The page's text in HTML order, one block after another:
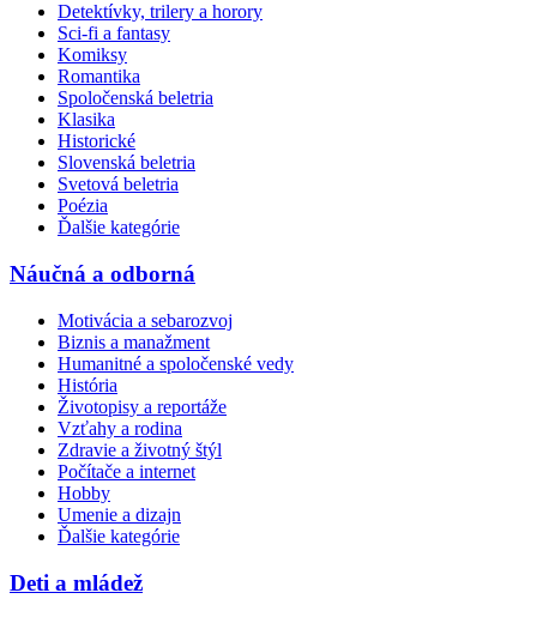
Detektívky, trilery a horory
Sci-fi a fantasy
Komiksy
Romantika
Spoločenská beletria
Klasika
Historické
Slovenská beletria
Svetová beletria
Poézia
Ďalšie kategórie
Náučná a odborná
Motivácia a sebarozvoj
Biznis a manažment
Humanitné a spoločenské vedy
História
Životopisy a reportáže
Vzťahy a rodina
Zdravie a životný štýl
Počítače a internet
Hobby
Umenie a dizajn
Ďalšie kategórie
Deti a mládež